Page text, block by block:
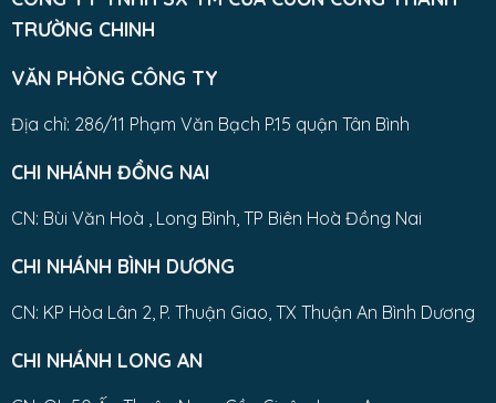
TRƯỜNG CHINH
VĂN PHÒNG CÔNG TY
Địa chỉ: 286/11 Phạm Văn Bạch P.15 quận Tân Bình
CHI NHÁNH ĐỒNG NAI
CN: Bùi Văn Hoà , Long Bình, TP Biên Hoà Đồng Nai
CHI NHÁNH BÌNH DƯƠNG
CN: KP Hòa Lân 2, P. Thuận Giao, TX Thuận An Bình Dương
CHI NHÁNH LONG AN